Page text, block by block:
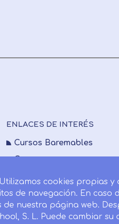
ENLACES DE INTERÉS
Cursos Baremables
Cursos
Quienes somos
FAQs
cookies propias
de navegación. En caso
nuestra página web.
S. L. Puede cambiar